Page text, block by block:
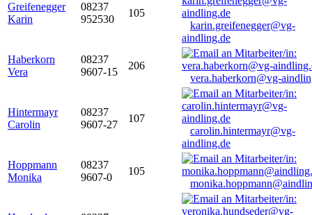
Greifenegger
Karin
08237
952530
105
karin.greifenegger@vg-
aindling.de
Haberkorn
Vera
08237
9607-15
206
vera.haberkorn@vg-
Hintermayr
Carolin
08237
9607-27
107
carolin.hintermayr@vg-
aindling.de
Hoppmann
Monika
08237
9607-0
105